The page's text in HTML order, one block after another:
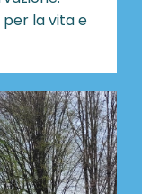
per la vita e